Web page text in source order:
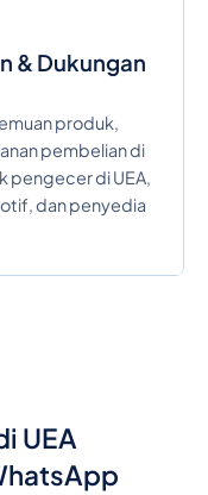
& Dukungan
produk,
pembelian di
pengecer di UEA,
dan penyedia
UEA